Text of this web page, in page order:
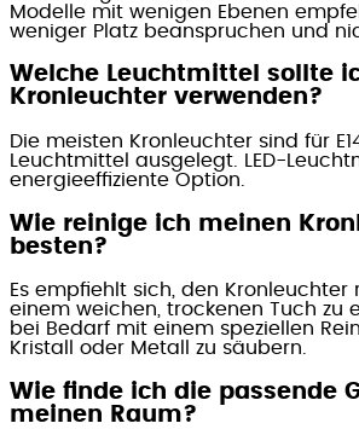
Modelle mit wenigen Ebenen
weniger Platz beanspruchen und
Welche Leuchtmittel sollte
Kronleuchter verwenden?
Die meisten Kronleuchter sind für
Leuchtmittel ausgelegt. LED-
energieeffiziente Option.
Wie reinige ich meinen
besten?
Es empfiehlt sich, den
einem weichen, trockenen Tuch zu
bei Bedarf mit einem speziellen
Kristall oder Metall zu säubern.
Wie finde ich die passende
meinen Raum?